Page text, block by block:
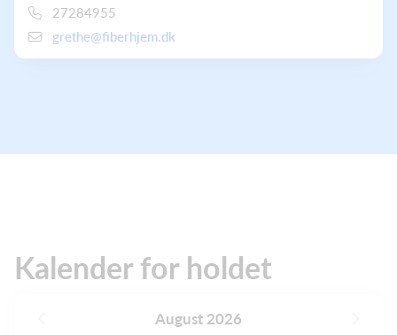
27284955
grethe@fiberhjem.dk
Kalender for holdet
August 2026